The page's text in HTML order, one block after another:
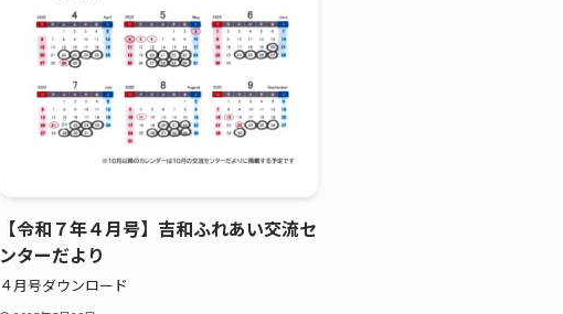
【令和７年４月号】吉和ふれあい交流セ
ンターだより
４月号ダウンロード